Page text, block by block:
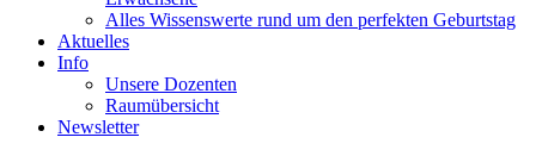
Alles Wissenswerte rund um den perfekten Geburtstag
Aktuelles
Info
Unsere Dozenten
Raumübersicht
Newsletter